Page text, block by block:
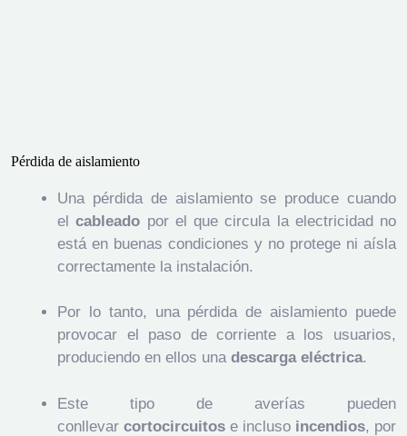
Pérdida de aislamiento
Una pérdida de aislamiento se produce cuando
elcableado por el que circula la electricidad no
está en buenas condiciones y no protege ni aísla
correctamente la instalación.
Por lo tanto, una pérdida de aislamiento puede
provocar el paso de corriente a los usuarios,
produciendo en ellos una descarga eléctrica.
Este tipo de averías pueden
conllevar cortocircuitos e incluso incendios, por